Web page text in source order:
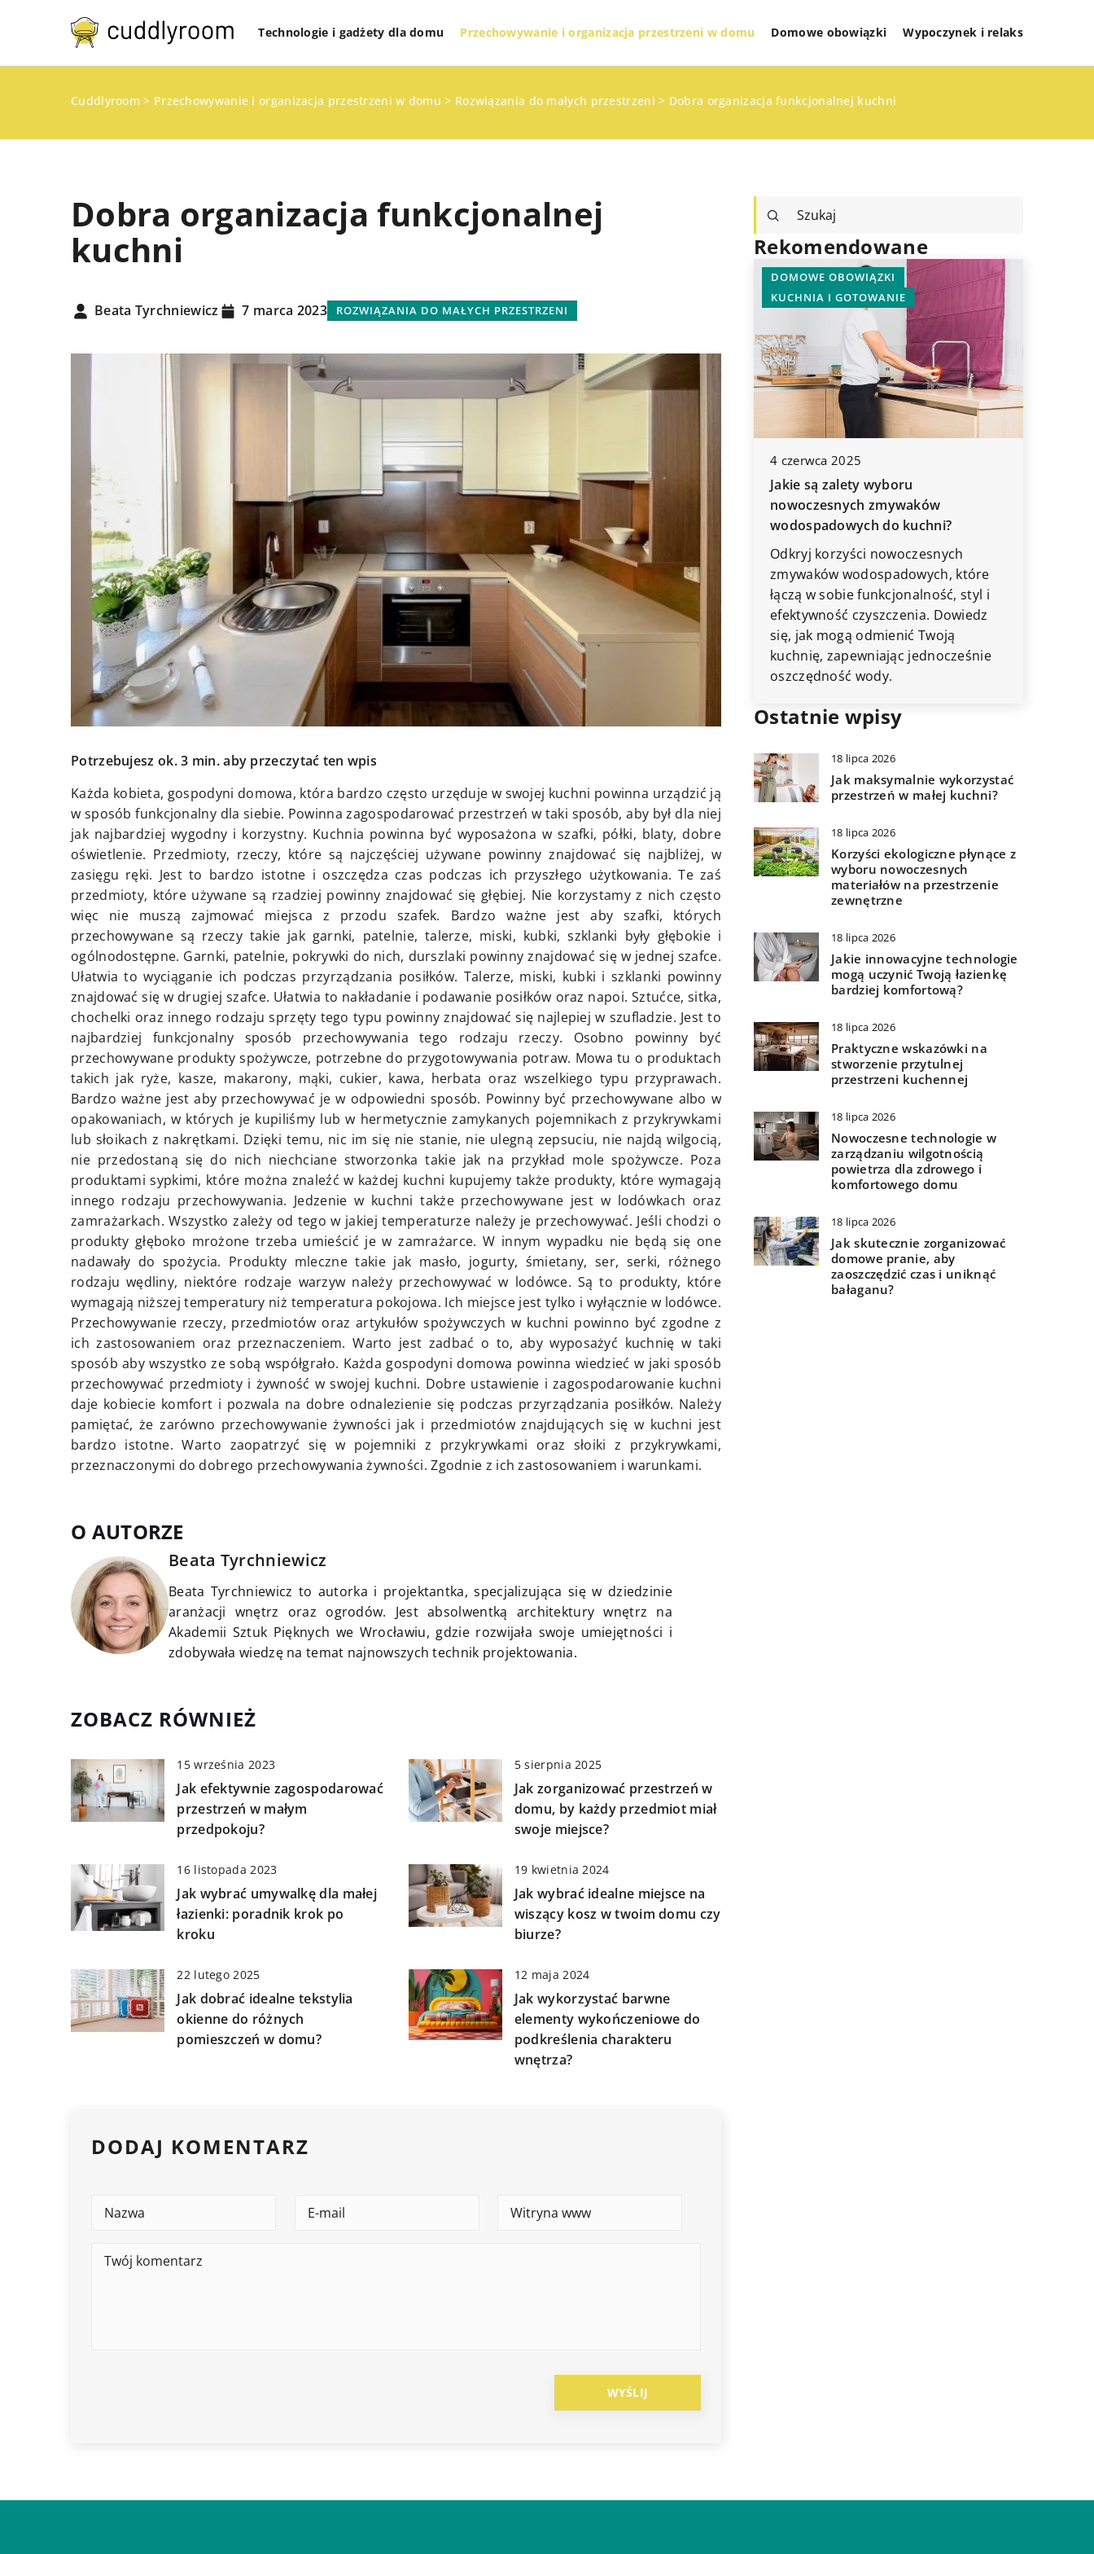
Technologie i gadżety dla domu Przechowywanie i organizacja przestrzeni w domu Domowe obowiązki Wypoczynek i relaks
Cuddlyroom > Przechowywanie i organizacja przestrzeni w domu > Rozwiązania do małych przestrzeni > Dobra organizacja funkcjonalnej kuchni
Dobra organizacja funkcjonalnej
kuchni
Beata Tyrchniewicz 7 marca 2023 ROZWIĄZANIA DO MAŁYCH PRZESTRZENI
Potrzebujesz ok. 3 min. aby przeczytać ten wpis
Każda kobieta, gospodyni domowa, która bardzo często urzęduje w swojej kuchni powinna urządzić ją
w sposób funkcjonalny dla siebie. Powinna zagospodarować przestrzeń w taki sposób, aby był dla niej
jak najbardziej wygodny i korzystny. Kuchnia powinna być wyposażona w szafki, półki, blaty, dobre
oświetlenie. Przedmioty, rzeczy, które są najczęściej używane powinny znajdować się najbliżej, w
zasięgu ręki. Jest to bardzo istotne i oszczędza czas podczas ich przyszłego użytkowania. Te zaś
przedmioty, które używane są rzadziej powinny znajdować się głębiej. Nie korzystamy z nich często
więc nie muszą zajmować miejsca z przodu szafek. Bardzo ważne jest aby szafki, których
przechowywane są rzeczy takie jak garnki, patelnie, talerze, miski, kubki, szklanki były głębokie i
ogólnodostępne. Garnki, patelnie, pokrywki do nich, durszlaki powinny znajdować się w jednej szafce.
Ułatwia to wyciąganie ich podczas przyrządzania posiłków. Talerze, miski, kubki i szklanki powinny
znajdować się w drugiej szafce. Ułatwia to nakładanie i podawanie posiłków oraz napoi. Sztućce, sitka,
chochelki oraz innego rodzaju sprzęty tego typu powinny znajdować się najlepiej w szufladzie. Jest to
najbardziej funkcjonalny sposób przechowywania tego rodzaju rzeczy. Osobno powinny być
przechowywane produkty spożywcze, potrzebne do przygotowywania potraw. Mowa tu o produktach
takich jak ryże, kasze, makarony, mąki, cukier, kawa, herbata oraz wszelkiego typu przyprawach.
Bardzo ważne jest aby przechowywać je w odpowiedni sposób. Powinny być przechowywane albo w
opakowaniach, w których je kupiliśmy lub w hermetycznie zamykanych pojemnikach z przykrywkami
lub słoikach z nakrętkami. Dzięki temu, nic im się nie stanie, nie ulegną zepsuciu, nie najdą wilgocią,
nie przedostaną się do nich niechciane stworzonka takie jak na przykład mole spożywcze. Poza
produktami sypkimi, które można znaleźć w każdej kuchni kupujemy także produkty, które wymagają
innego rodzaju przechowywania. Jedzenie w kuchni także przechowywane jest w lodówkach oraz
zamrażarkach. Wszystko zależy od tego w jakiej temperaturze należy je przechowywać. Jeśli chodzi o
produkty głęboko mrożone trzeba umieścić je w zamrażarce. W innym wypadku nie będą się one
nadawały do spożycia. Produkty mleczne takie jak masło, jogurty, śmietany, ser, serki, różnego
rodzaju wędliny, niektóre rodzaje warzyw należy przechowywać w lodówce. Są to produkty, które
wymagają niższej temperatury niż temperatura pokojowa. Ich miejsce jest tylko i wyłącznie w lodówce.
Przechowywanie rzeczy, przedmiotów oraz artykułów spożywczych w kuchni powinno być zgodne z
ich zastosowaniem oraz przeznaczeniem. Warto jest zadbać o to, aby wyposażyć kuchnię w taki
sposób aby wszystko ze sobą współgrało. Każda gospodyni domowa powinna wiedzieć w jaki sposób
przechowywać przedmioty i żywność w swojej kuchni. Dobre ustawienie i zagospodarowanie kuchni
daje kobiecie komfort i pozwala na dobre odnalezienie się podczas przyrządzania posiłków. Należy
pamiętać, że zarówno przechowywanie żywności jak i przedmiotów znajdujących się w kuchni jest
bardzo istotne. Warto zaopatrzyć się w pojemniki z przykrywkami oraz słoiki z przykrywkami,
przeznaczonymi do dobrego przechowywania żywności. Zgodnie z ich zastosowaniem i warunkami.
O AUTORZE
Beata Tyrchniewicz
Beata Tyrchniewicz to autorka i projektantka, specjalizująca się w dziedzinie
aranżacji wnętrz oraz ogrodów. Jest absolwentką architektury wnętrz na
Akademii Sztuk Pięknych we Wrocławiu, gdzie rozwijała swoje umiejętności i
zdobywała wiedzę na temat najnowszych technik projektowania.
ZOBACZ RÓWNIEŻ
15 września 2023
Jak efektywnie zagospodarować
przestrzeń w małym
przedpokoju?
5 sierpnia 2025
Jak zorganizować przestrzeń w
domu, by każdy przedmiot miał
swoje miejsce?
16 listopada 2023
Jak wybrać umywalkę dla małej
łazienki: poradnik krok po
kroku
19 kwietnia 2024
Jak wybrać idealne miejsce na
wiszący kosz w twoim domu czy
biurze?
22 lutego 2025
Jak dobrać idealne tekstylia
okienne do różnych
pomieszczeń w domu?
12 maja 2024
Jak wykorzystać barwne
elementy wykończeniowe do
podkreślenia charakteru
wnętrza?
DODAJ KOMENTARZ
Rekomendowane
10 darmowych i ekspresowych
sposobów na relaks!
Czujesz stres i napięcie? Zafunduj
sobie szybki i darmowy relaks! Oto
kilka sprawdzonych pomysłów!
PRANIE I SPRZĄTANIE
Jak kwiatowe motywy na bieżnikach
wpływają na atmosferę domowego
wnętrza?
Kwiatowe motywy na bieżnikach to
nie tylko ozdoba, ale i sposób na
stworzenie niepowtarzalnej
atmosfery w domowych wnętrzach.
Dowiedz się, jak zdobić stół, by
prezentował się elegancko i
przytulnie.
DOMOWE OBOWIĄZKI
KUCHNIA I GOTOWANIE
4 czerwca 2025
Jakie są zalety wyboru
nowoczesnych zmywaków
wodospadowych do kuchni?
Odkryj korzyści nowoczesnych
zmywaków wodospadowych, które
łączą w sobie funkcjonalność, styl i
efektywność czyszczenia. Dowiedz
się, jak mogą odmienić Twoją
kuchnię, zapewniając jednocześnie
oszczędność wody.
Ostatnie wpisy
18 lipca 2026
Jak maksymalnie wykorzystać
przestrzeń w małej kuchni?
18 lipca 2026
Korzyści ekologiczne płynące z
wyboru nowoczesnych
materiałów na przestrzenie
zewnętrzne
18 lipca 2026
Jakie innowacyjne technologie
mogą uczynić Twoją łazienkę
bardziej komfortową?
18 lipca 2026
Praktyczne wskazówki na
stworzenie przytulnej
przestrzeni kuchennej
18 lipca 2026
Nowoczesne technologie w
zarządzaniu wilgotnością
powietrza dla zdrowego i
komfortowego domu
18 lipca 2026
Jak skutecznie zorganizować
domowe pranie, aby
zaoszczędzić czas i uniknąć
bałaganu?